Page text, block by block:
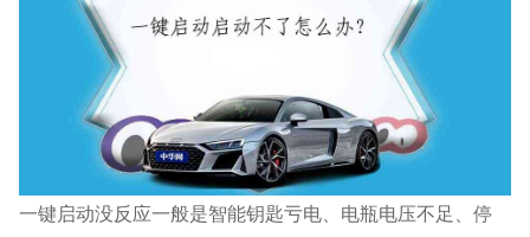
一键启动没反应一般是智能钥匙亏电、电瓶电压不足、停